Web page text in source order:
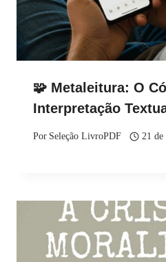
🧩 Metaleitura: O
Interpretação
Por Seleção LivroPDF 21 de